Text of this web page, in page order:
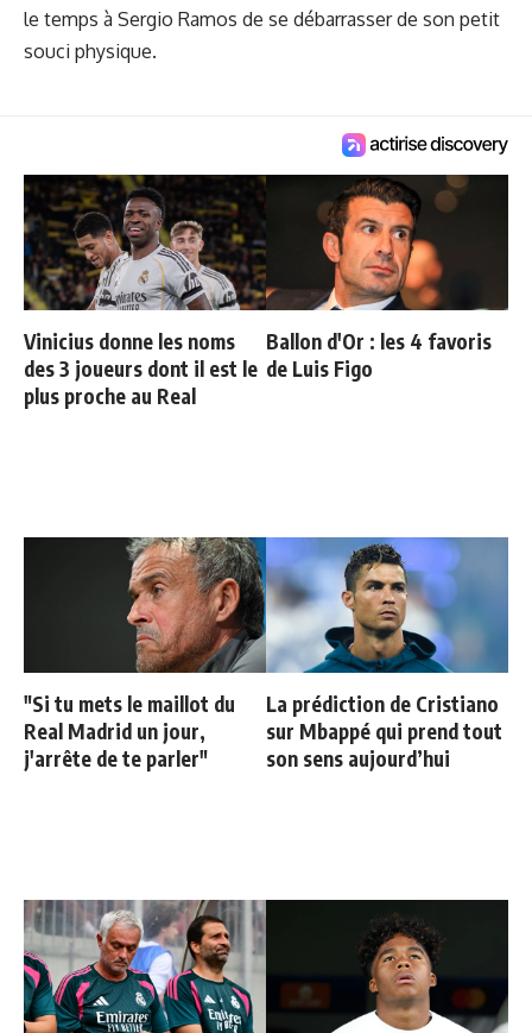
le temps à Sergio Ramos de se débarrasser de son petit
souci physique.
Vinicius donne les noms
des 3 joueurs dont il est le
plus proche au Real
Ballon d'Or : les 4 favoris
de Luis Figo
"Si tu mets le maillot du
Real Madrid un jour,
j'arrête de te parler"
La prédiction de Cristiano
sur Mbappé qui prend tout
son sens aujourd’hui